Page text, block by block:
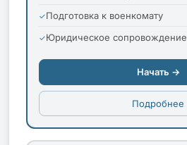
Подготовка к военкомату
Юридическое сопровождение
Начать →
Подробнее